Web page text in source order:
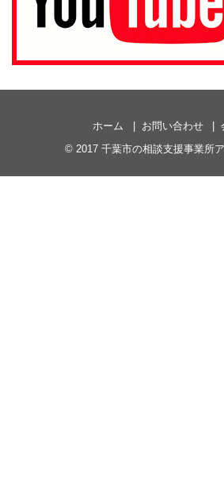
ホーム お問い合わせ
© 2017 千葉市の相談支援事業所